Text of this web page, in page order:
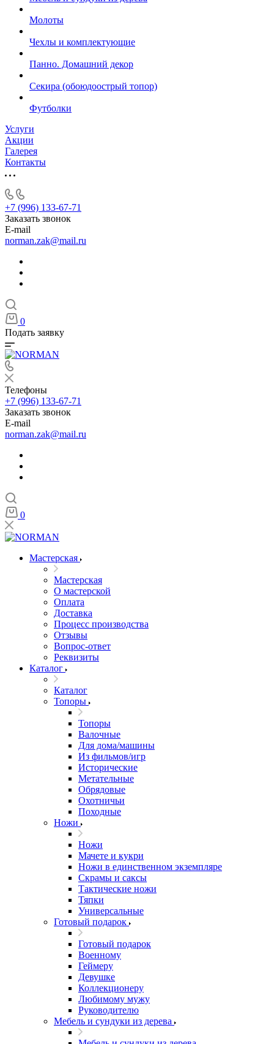
Молоты
Чехлы и комплектующие
Панно. Домашний декор
Секира (обоюдоострый топор)
Футболки
Услуги
Акции
Галерея
Контакты
+7 (996) 133-67-71
Заказать звонок
E-mail
norman.zak@mail.ru
0
Подать заявку
Телефоны
+7 (996) 133-67-71
Заказать звонок
E-mail
norman.zak@mail.ru
0
Мастерская
Мастерская
О мастерской
Оплата
Доставка
Процесс производства
Отзывы
Вопрос-ответ
Реквизиты
Каталог
Каталог
Топоры
Топоры
Валочные
Для дома/машины
Из фильмов/игр
Исторические
Метательные
Обрядовые
Охотничьи
Походные
Ножи
Ножи
Мачете и кукри
Ножи в единственном экземпляре
Скрамы и саксы
Тактические ножи
Тяпки
Универсальные
Готовый подарок
Готовый подарок
Военному
Геймеру
Девушке
Коллекционеру
Любимому мужу
Руководителю
Мебель и сундуки из дерева